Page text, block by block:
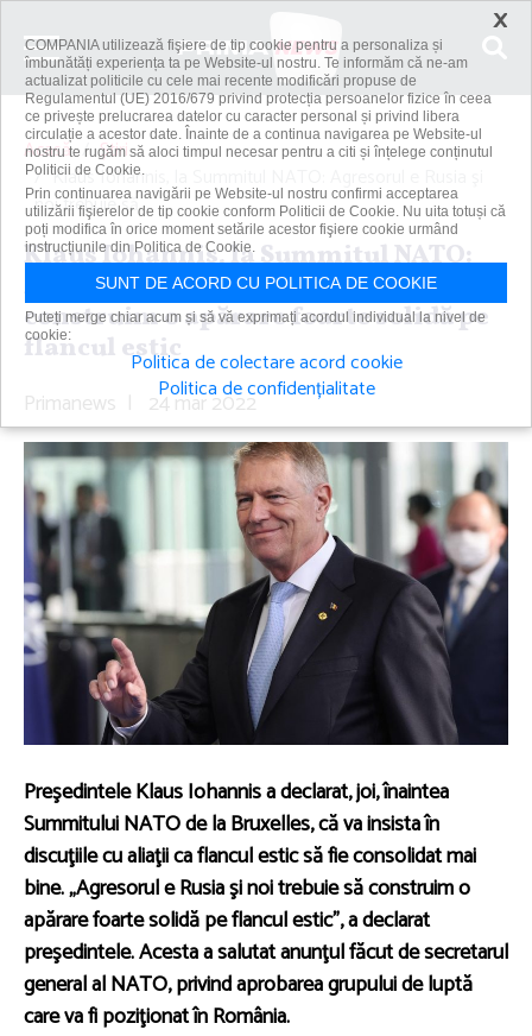
Acasă
Știri
Klaus Iohannis, la Summitul NATO: Agresorul e Rusia şi
noi trebuie să...
Klaus Iohannis, la Summitul NATO:
Agresorul e Rusia şi noi trebuie să
construim o apărare foarte solidă pe
flancul estic
Primanews | 24 mar 2022
Preşedintele Klaus Iohannis a declarat, joi, înaintea
Summitului NATO de la Bruxelles, că va insista în
discuţiile cu aliaţii ca flancul estic să fie consolidat mai
bine. „Agresorul e Rusia şi noi trebuie să construim o
apărare foarte solidă pe flancul estic”, a declarat
preşedintele. Acesta a salutat anunţul făcut de secretarul
general al NATO, privind aprobarea grupului de luptă
care va fi poziţionat în România.
×
COMPANIA utilizează fişiere de tip cookie pentru a personaliza și
îmbunătăți experiența ta pe Website-ul nostru. Te informăm că ne-am
actualizat politicile cu cele mai recente modificări propuse de
Regulamentul (UE) 2016/679 privind protecția persoanelor fizice în ceea
ce privește prelucrarea datelor cu caracter personal și privind libera
circulație a acestor date. Înainte de a continua navigarea pe Website-ul
nostru te rugăm să aloci timpul necesar pentru a citi și înțelege conținutul
Politicii de Cookie.
Prin continuarea navigării pe Website-ul nostru confirmi acceptarea
utilizării fişierelor de tip cookie conform Politicii de Cookie. Nu uita totuși că
poți modifica în orice moment setările acestor fişiere cookie urmând
instrucțiunile din Politica de Cookie.
SUNT DE ACORD CU POLITICA DE COOKIE
Puteți merge chiar acum și să vă exprimați acordul individual la nivel de
cookie:
Politica de colectare acord cookie
Politica de confidențialitate